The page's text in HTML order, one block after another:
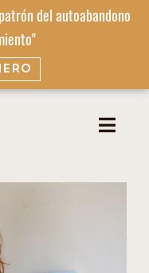
del autoabandono